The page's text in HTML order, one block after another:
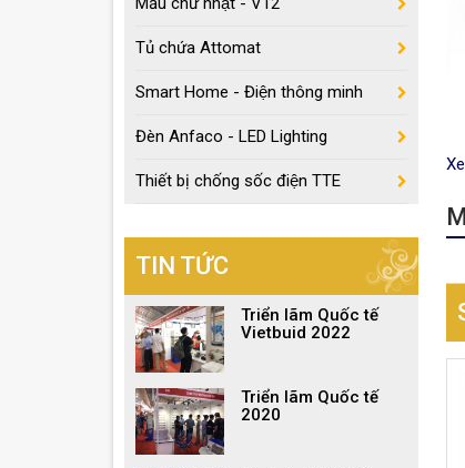
Tủ chứa Attomat
Smart Home - Điện thông minh
Đèn Anfaco - LED Lighting
Thiết bị chống sốc điện TTE
TIN TỨC
Triển lãm Quốc tế
Vietbuid 2022
Triển lãm Quốc tế
2020